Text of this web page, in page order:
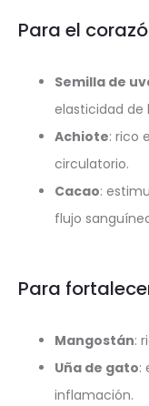
Para el
Semilla de
elasticidad de
Achiote: rico
circulatorio.
Cacao:
flujo
Para
Mangostán:
Uña de gato:
inflamación.